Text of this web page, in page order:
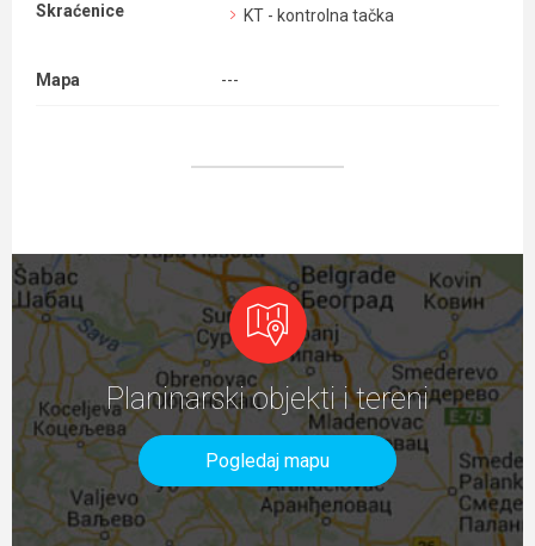
Skraćenice KT - kontrolna tačka
Mapa ---
Planinarski objekti i tereni
Pogledaj mapu